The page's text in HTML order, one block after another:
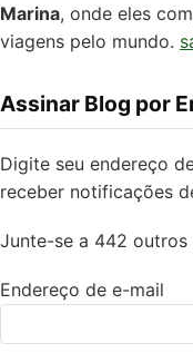
Marina, onde eles
viagens pelo mundo.
Assinar Blog por
Digite seu endereço
receber notificações
Junte-se a 442 outros
Endereço de e-mail